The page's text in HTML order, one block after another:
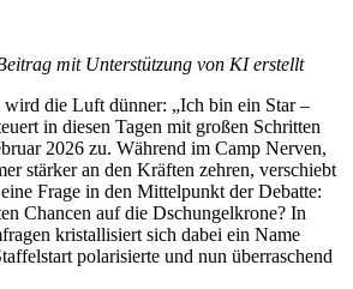
mit Unterstützung von KI erstellt
wird die Luft dünner: „Ich bin ein Star –
in diesen Tagen mit großen Schritten
2026 zu. Während im Camp Nerven,
stärker an den Kräften zehren, verschiebt
Frage in den Mittelpunkt der Debatte:
Chancen auf die Dschungelkrone? In
kristallisiert sich dabei ein Name
polarisierte und nun überraschend